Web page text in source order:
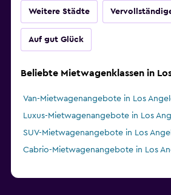
Weitere Städte
Auf gut Glück
Beliebte Mietwagenklassen in
Van-Mietwagenangebote in Los
Luxus-Mietwagenangebote in Los
SUV-Mietwagenangebote in Los
Cabrio-Mietwagenangebote in Los